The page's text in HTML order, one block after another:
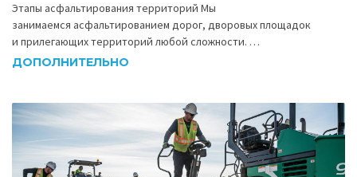
Этапы асфальтирования территорий Мы
занимаемся асфальтированием дорог, дворовых площадок
и прилегающих территорий любой сложности. …
ДОПОЛНИТЕЛЬНО